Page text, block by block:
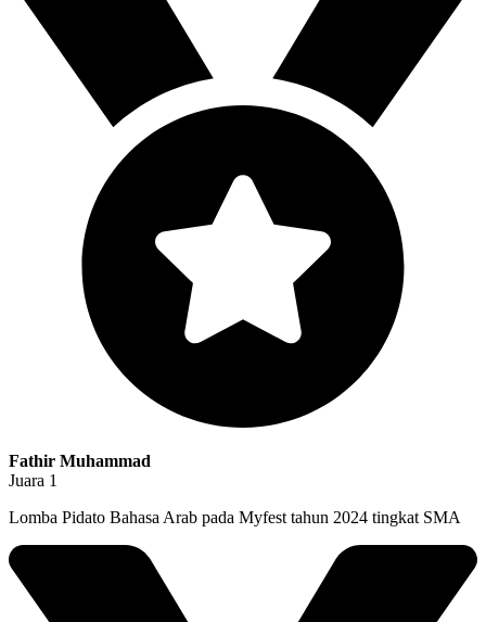
Fathir Muhammad
Juara 1
Lomba Pidato Bahasa Arab pada Myfest tahun 2024 tingkat SMA